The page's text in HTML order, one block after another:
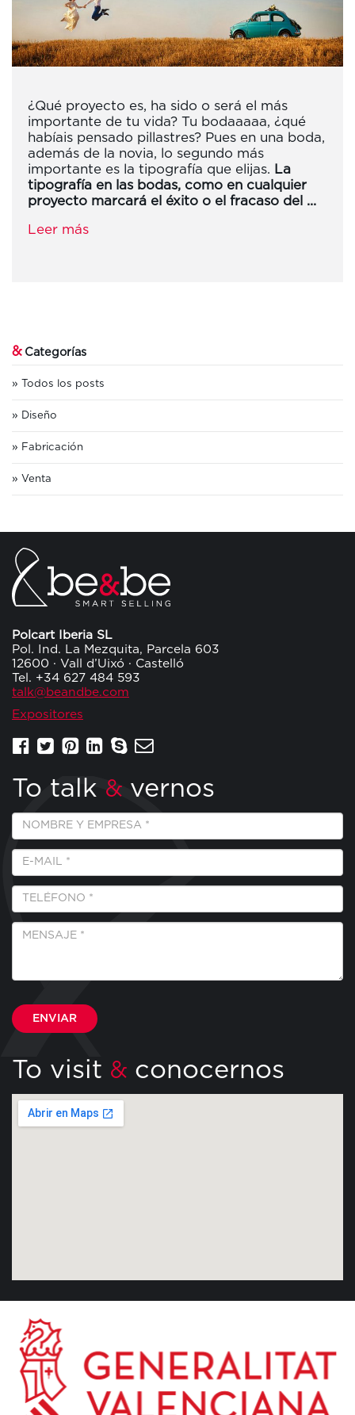
¿Qué proyecto es, ha sido o será el más
importante de tu vida? Tu bodaaaaa, ¿qué
habíais pensado pillastres? Pues en una boda,
además de la novia, lo segundo más
importante es la tipografía que elijas. La
tipografía en las bodas, como en cualquier
proyecto marcará el éxito o el fracaso del ...
Leer más
&Categorías
Todos los posts
Diseño
Fabricación
Venta
Polcart Iberia SL
Pol. Ind. La Mezquita, Parcela 603
12600 · Vall d’Uixó · Castelló
Tel. +34 627 484 593
talk@beandbe.com
Expositores
To talk & vernos
Empresa
Nombre
E-
Mail
*
Teléfono
Mensaje
To visit & conocernos